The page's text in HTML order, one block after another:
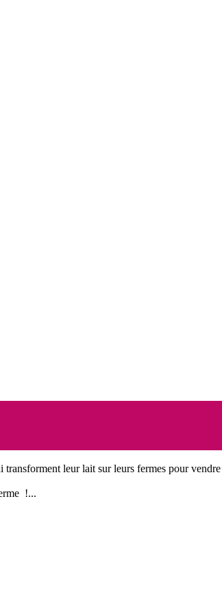
leur lait sur leurs fermes pour
!...